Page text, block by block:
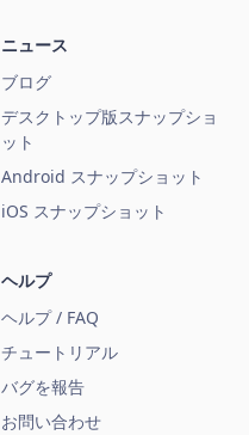
ニュース
ブログ
デスクトップ版スナップショ
ット
Android スナップショット
iOS スナップショット
ヘルプ
ヘルプ / FAQ
チュートリアル
バグを報告
お問い合わせ